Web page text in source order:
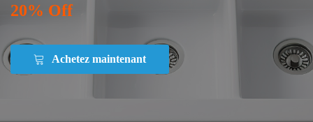
20% Off
Achetez maintenant